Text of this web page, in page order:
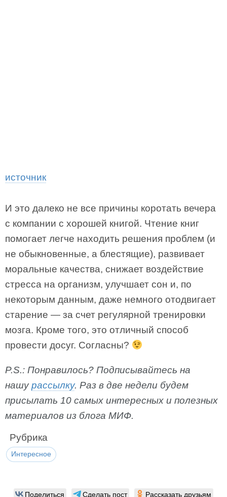
источник
И это далеко не все причины коротать вечера
с компании с хорошей книгой. Чтение книг
помогает легче находить решения проблем (и
не обыкновенные, а блестящие), развивает
моральные качества, снижает воздействие
стресса на организм, улучшает сон и, по
некоторым данным, даже немного отодвигает
старение — за счет регулярной тренировки
мозга. Кроме того, это отличный способ
провести досуг. Согласны?
P.S.: Понравилось? Подписывайтесь на
нашурассылку. Раз в две недели будем
присылать 10 самых интересных и полезных
материалов из блога МИФ.
Рубрика
Интересное
Поделиться Сделать пост Рассказать друзьям